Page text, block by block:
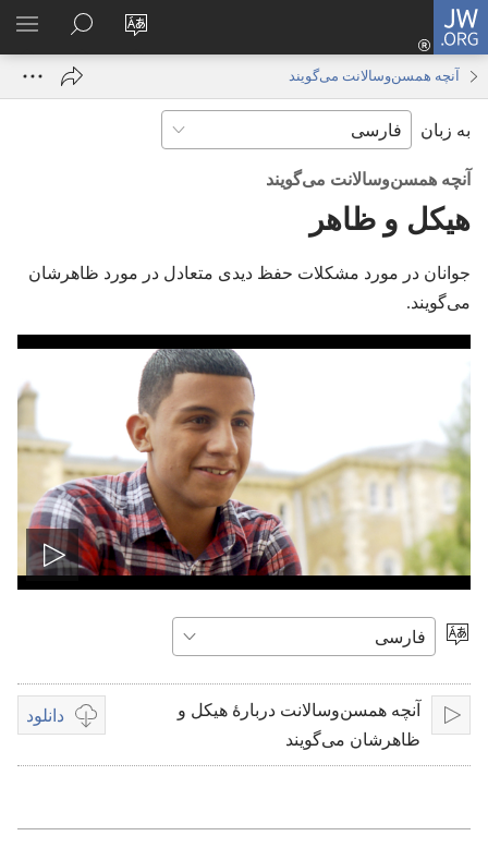
JW.ORG
زبان
را
ورود
باز
JW.ORG
جستجو
آنچه همسن‌وسالانت می‌گویند
به زبان
آنچه همسن‌وسالانت می‌گویند
هیکل و ظاهر
جوانان در مورد مشکلات حفظ دیدی متعادل در مورد ظاهرشان
می‌گویند.‏
پخش
انتخاب
پخش
آنچه همسن‌و‌سالانت دربارهٔ هیکل و
ظاهرشان می‌گویند
دانلود
گزینه‌هتی